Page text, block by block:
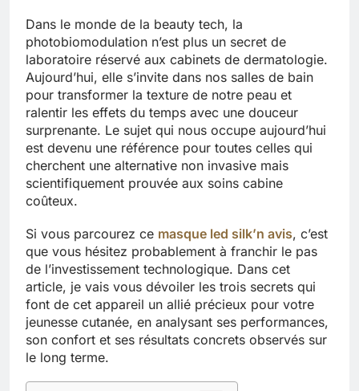
Dans le monde de la beauty tech, la
photobiomodulation n’est plus un secret de
laboratoire réservé aux cabinets de dermatologie.
Aujourd’hui, elle s’invite dans nos salles de bain
pour transformer la texture de notre peau et
ralentir les effets du temps avec une douceur
surprenante. Le sujet qui nous occupe aujourd’hui
est devenu une référence pour toutes celles qui
cherchent une alternative non invasive mais
scientifiquement prouvée aux soins cabine
coûteux.
Si vous parcourez ce masque led silk’n avis, c’est
que vous hésitez probablement à franchir le pas
de l’investissement technologique. Dans cet
article, je vais vous dévoiler les trois secrets qui
font de cet appareil un allié précieux pour votre
jeunesse cutanée, en analysant ses performances,
son confort et ses résultats concrets observés sur
le long terme.